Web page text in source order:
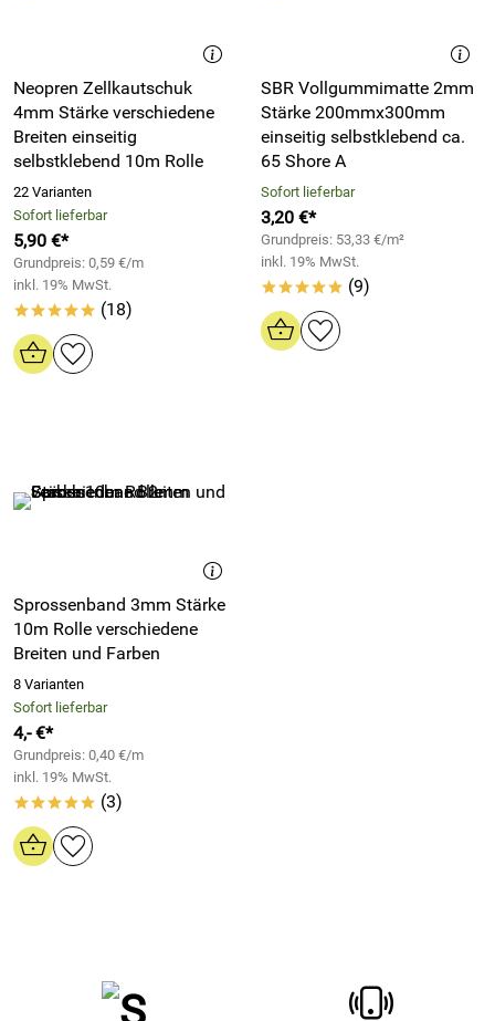
Neopren Zellkautschuk
4mm Stärke verschiedene
Breiten einseitig
selbstklebend 10m Rolle
22 Varianten
Sofort lieferbar
5,90 €*
Grundpreis: 0,59 €/m
inkl. 19% MwSt.
***** (18)
SBR Vollgummimatte 2mm
Stärke 200mmx300mm
einseitig selbstklebend ca.
65 Shore A
Sofort lieferbar
3,20 €*
Grundpreis: 53,33 €/m²
inkl. 19% MwSt.
***** (9)
Sprossenband 3mm Stärke
10m Rolle verschiedene
Breiten und Farben
8 Varianten
Sofort lieferbar
4,- €*
Grundpreis: 0,40 €/m
inkl. 19% MwSt.
***** (3)